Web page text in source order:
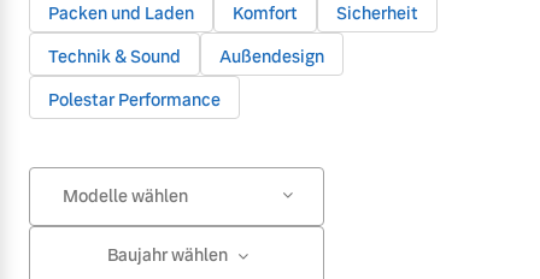
Packen und Laden Komfort
Sicherheit
Technik & Sound
Außendesign
Polestar Performance
Modelle wählen
Baujahr wählen